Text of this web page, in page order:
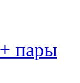
пары